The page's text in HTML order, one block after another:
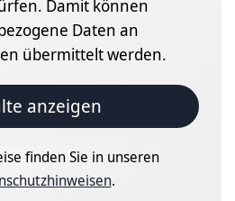
Damit können
Daten an
übermittelt werden.
anzeigen
finden Sie in unseren
.